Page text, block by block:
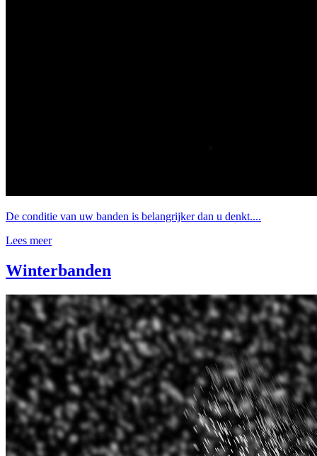
De conditie van uw banden is belangrijker dan u denkt....
Lees meer
Winterbanden